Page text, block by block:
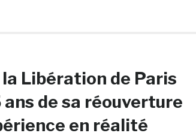
la Libération de Paris
de sa réouverture
en réalité